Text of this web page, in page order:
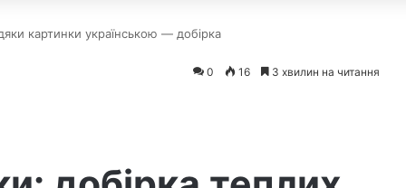
картинки українською — добірка
0 16 3 хвилин на читання